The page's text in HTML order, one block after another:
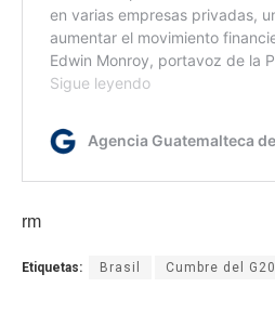
rm
Etiquetas: Brasil Cumbre del G20